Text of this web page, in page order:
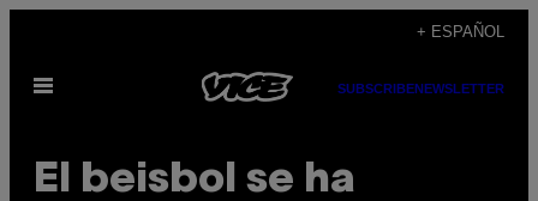
contenido
+ ESPAÑOL
Abrir
SUBSCRIBENEWSLETTER
​El beisbol se ha